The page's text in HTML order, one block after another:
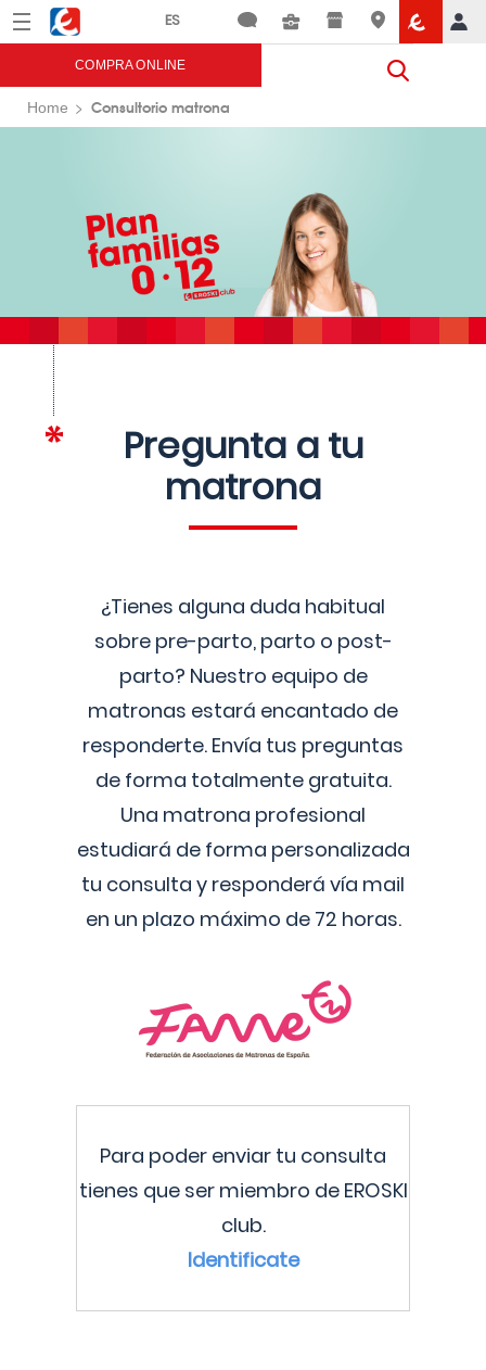
Menú Eroski
COMPRA ONLINE
Home Consultorio matrona
Pregunta a tu
matrona
¿Tienes alguna duda habitual
sobre pre-parto, parto o post-
parto? Nuestro equipo de
matronas estará encantado de
responderte. Envía tus preguntas
de forma totalmente gratuita.
Una matrona profesional
estudiará de forma personalizada
tu consulta y responderá vía mail
en un plazo máximo de 72 horas.
Para poder enviar tu consulta
tienes que ser miembro de EROSKI
club.
Identificate